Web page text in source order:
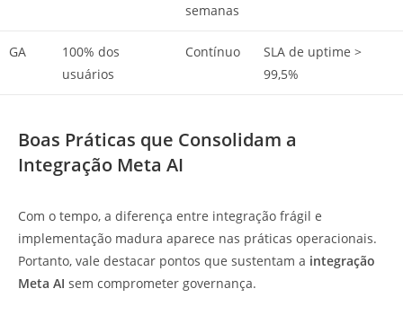
semanas
GA
100% dos
usuários
Contínuo
SLA de uptime >
99,5%
Boas Práticas que Consolidam a
Integração Meta AI
Com o tempo, a diferença entre integração frágil e
implementação madura aparece nas práticas operacionais.
Portanto, vale destacar pontos que sustentam a integração
Meta AI sem comprometer governança.